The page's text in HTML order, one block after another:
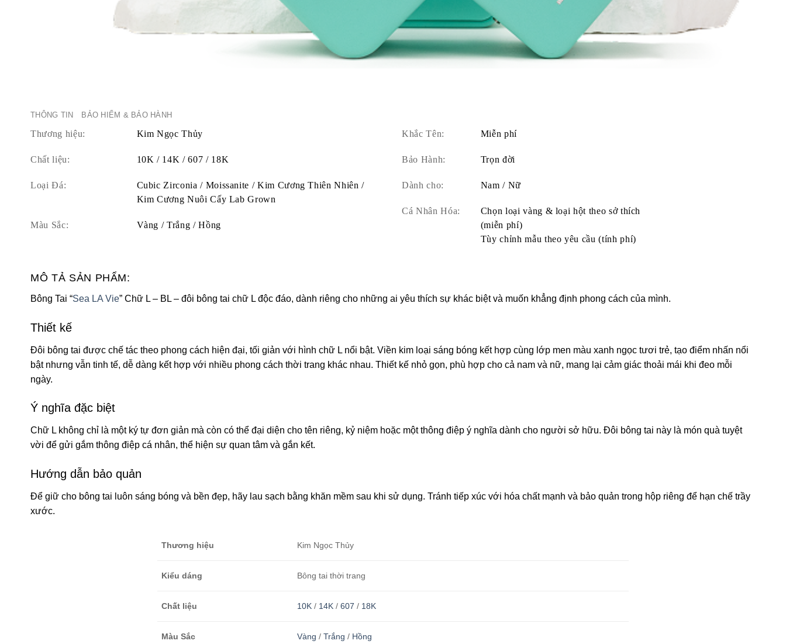
THÔNG TIN BẢO HIỂM & BẢO HÀNH
Thương hiệu: Kim Ngọc Thủy
Chất liệu: 10K / 14K / 607 / 18K
Loại Đá:
Cubic Zirconia / Moissanite / Kim Cương Thiên Nhiên /
Kim Cương Nuôi Cấy Lab Grown
Màu Sắc: Vàng / Trắng / Hồng
Khắc Tên: Miễn phí
Bảo Hành: Trọn đời
Dành cho: Nam / Nữ
Cá Nhân Hóa:
Chọn loại vàng & loại hột theo sở thích
(miễn phí)
Tùy chỉnh mẫu theo yêu cầu (tính phí)
MÔ TẢ SẢN PHẨM:
Bông Tai “Sea LA Vie” Chữ L – BL – đôi bông tai chữ L độc đáo, dành riêng cho những ai yêu thích sự khác biệt và muốn khẳng định phong cách của mình.
Thiết kế
Đôi bông tai được chế tác theo phong cách hiện đại, tối giản với hình chữ L nổi bật. Viền kim loại sáng bóng kết hợp cùng lớp men màu xanh ngọc tươi trẻ, tạo điểm nhấn nổi
bật nhưng vẫn tinh tế, dễ dàng kết hợp với nhiều phong cách thời trang khác nhau. Thiết kế nhỏ gọn, phù hợp cho cả nam và nữ, mang lại cảm giác thoải mái khi đeo mỗi
ngày.
Ý nghĩa đặc biệt
Chữ L không chỉ là một ký tự đơn giản mà còn có thể đại diện cho tên riêng, kỷ niệm hoặc một thông điệp ý nghĩa dành cho người sở hữu. Đôi bông tai này là món quà tuyệt
vời để gửi gắm thông điệp cá nhân, thể hiện sự quan tâm và gắn kết.
Hướng dẫn bảo quản
Để giữ cho bông tai luôn sáng bóng và bền đẹp, hãy lau sạch bằng khăn mềm sau khi sử dụng. Tránh tiếp xúc với hóa chất mạnh và bảo quản trong hộp riêng để hạn chế trầy
xước.
Thương hiệu Kim Ngọc Thủy
Kiểu dáng Bông tai thời trang
Chất liệu 10K / 14K /607 / 18K
Màu Sắc Vàng /Trắng / Hồng